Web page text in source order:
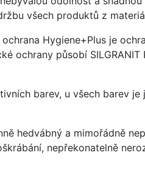
všech produktů z
Hygiene+Plus je
ochrany působí
barev, u všech barev je
hedvábný a mimořádně
nepřekonatelně